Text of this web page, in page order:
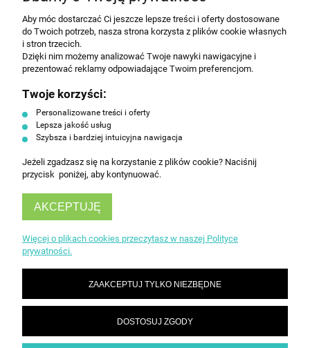
Wyrażam zgodę na przesyłanie informacji
handlowej na poniższy adres email. Więcej w
ZAPISZ SIĘ
Aby móc dostarczać Ci jeszcze lepsze treści i oferty dostosowane
do Twoich potrzeb, nasza strona korzysta z plików cookie własnych
i stron trzecich.
Dzięki nim możemy analizować Twoje nawyki nawigacyjne i
prezentować reklamy odpowiadające Twoim preferencjom.
Twoje korzyści:
Personalizowane treści i oferty
Lepsza jakość usług
Szybsza i bardziej intuicyjna nawigacja
Jeżeli zgadzasz się na korzystanie z plików cookie? Naciśnij
przycisk poniżej, aby kontynuować.
AKCEPTUJĘ
Więcej o plikach cookies przeczytasz w naszej Polityce
prywatności.
ZAAKCEPTUJ TYLKO NIEZBĘDNE
DOSTOSUJ ZGODY